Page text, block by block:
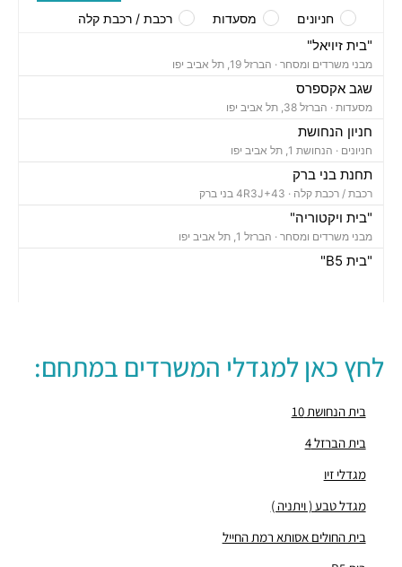
"בית זיויאל"
מבני משרדים ומסחר · הברזל 19, תל אביב יפו
שגב אקספרס
מסעדות · הברזל 38, תל אביב יפו
חניון הנחושת
חניונים · הנחושת 1, תל אביב יפו
תחנת בני ברק
רכבת / רכבת קלה ·
"בית ויקטוריה"
מבני משרדים ומסחר · הברזל 1, תל אביב יפו
"בית B5"
מבני משרדים ומסחר ·הברזל 25, תל אביב יפו
מבני משרדים ומסחר ·
מבני משרדים ומסחר ·
"בית ולנברג 6"
"מגדל העוגן"
מבני משרדים ומסחר · הברזל 12, תל אביב יפו
"בית הברזל 26"
חניונים
מסעדות רכבת / רכבת קלה
לחץ כאן למגדלי המשרדים במתחם:
בית הנחושת 10
בית הברזל 4
מגדלי זיו
מגדל טבע ( ויתניה )
בית החולים אסותא רמת החייל